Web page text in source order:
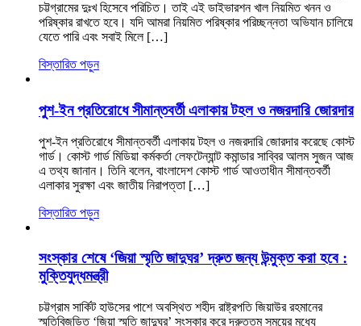
চট্টগ্রামের দুঃখ হিসেবে পরিচিত। তাই এই ডাইভারশন খাল নিয়মিত খনন ও
পরিষ্কার রাখতে হবে। যদি আমরা নিয়মিত পরিষ্কার পরিচ্ছন্নতা অভিযান চালিয়ে
যেতে পারি এবং সবাই মিলে […]
বিস্তারিত পড়ুন
পুশ-ইন প্রতিরোধে সীমান্তবর্তী এলাকায় টহল ও নজরদারি জোরদার
পুশ-ইন প্রতিরোধে সীমান্তবর্তী এলাকায় টহল ও নজরদারি জোরদার করেছে কোস্ট
গার্ড। কোস্ট গার্ড মিডিয়া কর্মকর্তা লেফটেন্যান্ট কমান্ডার সাব্বির আলম সুজন আজ
এ তথ্য জানান। তিনি বলেন, বাংলাদেশ কোস্ট গার্ড আওতাধীন সীমান্তবর্তী
এলাকার সুরক্ষা এবং জাতীয় নিরাপত্তা […]
বিস্তারিত পড়ুন
সংস্কার শেষে ‘জিয়া স্মৃতি জাদুঘর’ দ্রুত জন্য উন্মুক্ত করা হবে :
মুক্তিযুদ্ধমন্ত্রী
চট্টগ্রাম সার্কিট হাউসের পাশে অবস্থিত শহীদ রাষ্ট্রপতি জিয়াউর রহমানের
স্মৃতিবিজড়িত ‘জিয়া স্মৃতি জাদুঘর’ সংস্কার করে দ্রুততম সময়ের মধ্যে